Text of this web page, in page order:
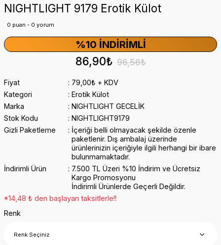
NIGHTLIGHT 9179 Erotik Külot
0 puan - 0 yorum
%10 İNDIRIMLI
86,90₺ 96,56₺
Fiyat
79,00₺ + KDV
Kategori
Erotik Külot
Marka
NIGHTLIGHT GECELİK
Stok Kodu
NIGHTLIGHT9179
Gizli Paketleme
İçeriği belli olmayacak şekilde özenle
paketlenir. Dış ambalaj üzerinde
ürünlerinizin içeriğiyle ilgili herhangi bir ibare
bulunmamaktadır.
İndirimli Ürün
7.500 TL Üzeri %10 İndirim ve Ücretsiz
Kargo Promosyonu
İndirimli Ürünlerde Geçerli Değildir.
*14,48 ₺ den başlayan taksitlerle!!
Renk